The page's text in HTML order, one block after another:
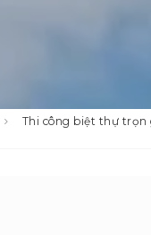
Thi công biệt thự trọn